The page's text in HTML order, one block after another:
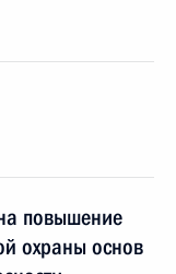
повышение
охраны основ